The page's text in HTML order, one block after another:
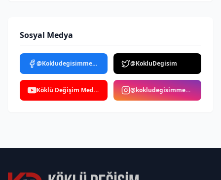
Sosyal Medya
@Kokludegisimmedya @KokluDegisim
Köklü Değişim Medya @kokludegisimmedya